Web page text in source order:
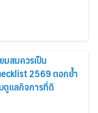
มสมควรเป็น
2569 ตอกย้ำ
ดูแลกิจการที่ดี